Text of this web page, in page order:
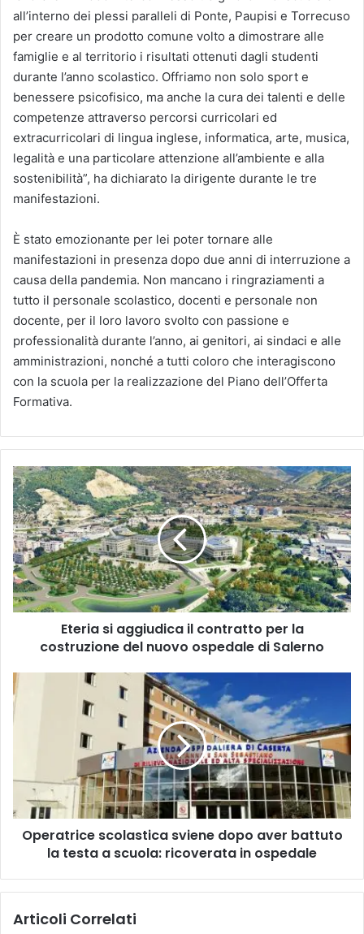
all’interno dei plessi paralleli di Ponte, Paupisi e Torrecuso
per creare un prodotto comune volto a dimostrare alle
famiglie e al territorio i risultati ottenuti dagli studenti
durante l’anno scolastico. Offriamo non solo sport e
benessere psicofisico, ma anche la cura dei talenti e delle
competenze attraverso percorsi curricolari ed
extracurricolari di lingua inglese, informatica, arte, musica,
legalità e una particolare attenzione all’ambiente e alla
sostenibilità”, ha dichiarato la dirigente durante le tre
manifestazioni.
È stato emozionante per lei poter tornare alle
manifestazioni in presenza dopo due anni di interruzione a
causa della pandemia. Non mancano i ringraziamenti a
tutto il personale scolastico, docenti e personale non
docente, per il loro lavoro svolto con passione e
professionalità durante l’anno, ai genitori, ai sindaci e alle
amministrazioni, nonché a tutti coloro che interagiscono
con la scuola per la realizzazione del Piano dell’Offerta
Formativa.
Eteria
si
aggiudica
il
contratto
per
la
costruzione
del
ospedale
Eteria si aggiudica il contratto per la
costruzione del nuovo ospedale di Salerno
Operatrice
scolastica
la
testa
a
scuola:
ricoverata
Operatrice scolastica sviene dopo aver battuto
la testa a scuola: ricoverata in ospedale
Articoli Correlati